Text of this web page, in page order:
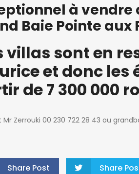
à
Baie Pointe aux
villas sont en
et donc les
de 7 300 000
Zerrouki 00 230 722 28 43 ou
Share Post Share